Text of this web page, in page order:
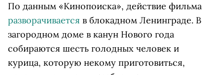
По данным «Кинопоиска», действие фильма
разворачивается в блокадном Ленинграде. В
загородном доме в канун Нового года
собираются шесть голодных человек и
курица, которую некому приготовиться,